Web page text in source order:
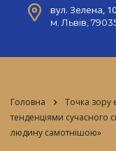
вул. Зелена,
м. Львів,
Головна
Точка зору
тенденціями сучасного
людину самотнішою»